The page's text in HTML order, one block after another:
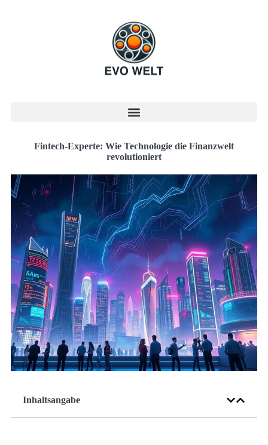
Fintech-Experte: Wie Technologie die Finanzwelt
revolutioniert
Inhaltsangabe